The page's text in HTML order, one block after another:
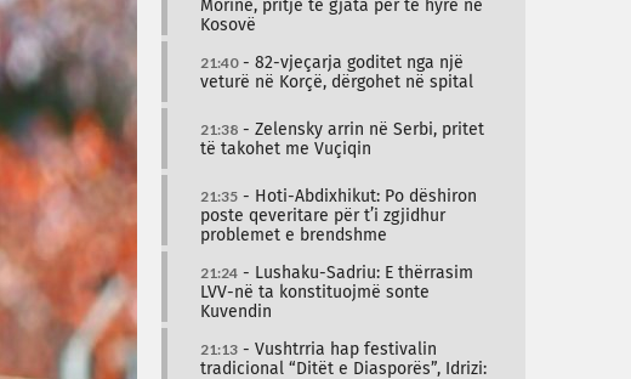
Morinë, pritje të gjata për të hyrë në
Kosovë
21:40- 82-vjeçarja goditet nga një
veturë në Korçë, dërgohet në spital
21:38 - Zelensky arrin në Serbi, pritet
të takohet me Vuçiqin
21:35 - Hoti-Abdixhikut: Po dëshiron
poste qeveritare për t’i zgjidhur
problemet e brendshme
21:24 - Lushaku-Sadriu: E thërrasim
LVV-në ta konstituojmë sonte
Kuvendin
21:13 - Vushtrria hap festivalin
tradicional “Ditët e Diasporës”, Idrizi: